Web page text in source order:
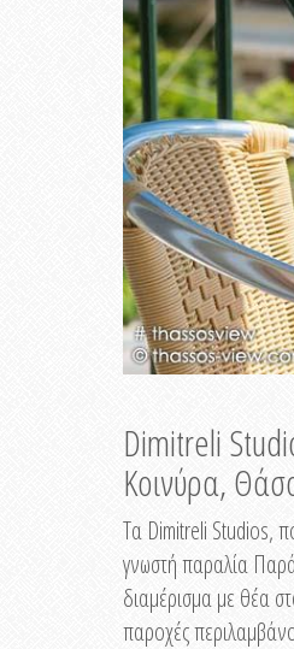
Dimitreli
Κοινύρα,
Τα Dimitreli Studios,
γνωστή παραλία
διαμέρισμα με θέα
παροχές